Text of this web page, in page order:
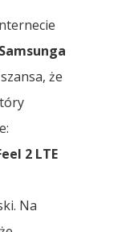
Samsunga
że
2 LTE
Na